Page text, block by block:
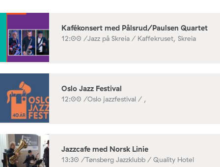
Kafékonsert med Pålsrud/Paulsen Quartet
12:00 /Jazz på Skreia / Kaffekruset, Skreia
Oslo Jazz Festival
12:00 /Oslo jazzfestival / ,
Jazzcafe med Norsk Linie
13:30 /Tønsberg Jazzklubb / Quality Hotel